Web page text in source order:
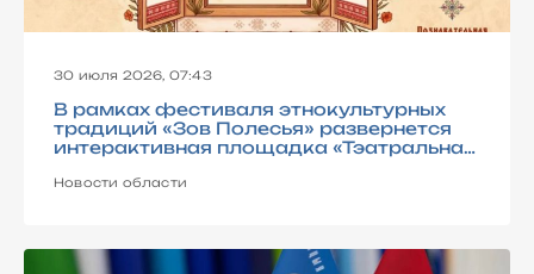
30 июля 2026, 07:43
В рамках фестиваля этнокультурных
традиций «Зов Полесья» развернется
интерактивная площадка «Тэатральная
Новости области